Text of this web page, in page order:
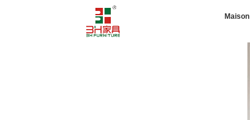
Maison